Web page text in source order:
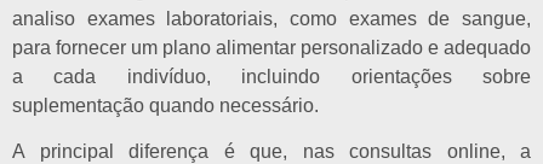
analiso exames laboratoriais, como exames de sangue,
para fornecer um plano alimentar personalizado e adequado
a cada indivíduo, incluindo orientações sobre
suplementação quando necessário.
A principal diferença é que, nas consultas online, a